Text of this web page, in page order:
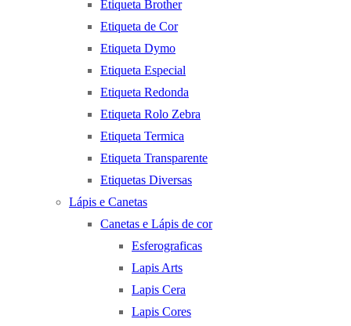
Etiqueta Brother
Etiqueta de Cor
Etiqueta Dymo
Etiqueta Especial
Etiqueta Redonda
Etiqueta Rolo Zebra
Etiqueta Termica
Etiqueta Transparente
Etiquetas Diversas
Lápis e Canetas
Canetas e Lápis de cor
Esferograficas
Lapis Arts
Lapis Cera
Lapis Cores